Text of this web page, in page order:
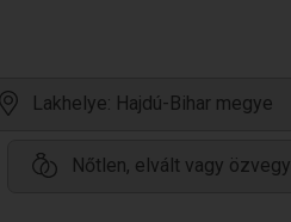
Lakhelye: Hajdú-Bihar megye
Nőtlen, elvált vagy özvegy